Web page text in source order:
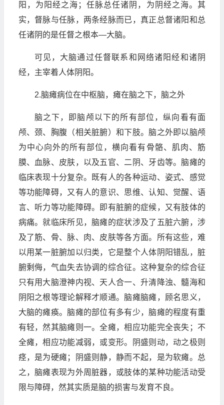
阳，为阳经之海；任脉总任诸阴，为阴经之海。其
实，督脉与任脉，两条经脉而已，真正总督诸阳和总
任诸阴的是任督之根本—大脑。
可见，大脑通过任督联系和网络诸阳经和诸阴
经，主宰着人体阴阳。
2.脑瘫病位在中枢脑，瘫在脑之下，脑之外
脑之下，即脑颅以下的所有部位，纵向看有面
颅、颈、胸腹（相关脏腑）和下肢。脑之外即以脑颅
为中心向外的所有部位，横向看有骨骼、肌肉、筋
膜、血脉、皮肤，以及五官、二阴、牙齿等。脑瘫的
临床表现十分复杂。既有人的各种运动、姿式、感觉
等功能障碍，又有人的意识、思维、认知、觉醒、语
言、听力等功能障碍。即有脏腑的症候，又有肢体的
病痛。就临床所见，脑瘫的症状涉及了五脏六腑，涉
及了筋、骨、脉、肉、皮肤等各方面。所有这些，难
以用某一脏腑加以归类，它是整个人体阴阳错乱，脏
腑剩侮，气血失去协调的综合征。这种复杂的综合征
只有用大脑澄神内视、天人合一、升清降浊、髓海和
阴阳之根等理论解释才顺通。脑瘫脑瘫，顾名思义，
大脑的瘫痪。脑瘫的部位有多有少，脑瘫的程度有重
有轻，然其脑瘫则一。全瘫，相应功能完全丧失；不
全瘫，相应功能减弱，或变形。阴盛则动，动之极则
痉，是为硬瘫；阴盛则静，静而不起，是为软瘫。总
之，脑瘫表现为外周脏器，或肢体的某种功能活动受
限与障碍，然其实质是脑的损害与发育不良。